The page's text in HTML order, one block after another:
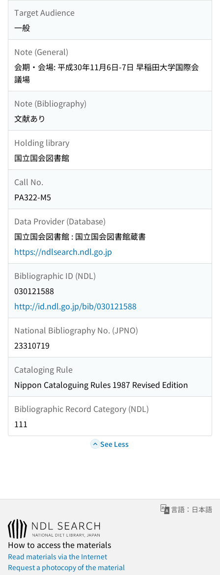
Target Audience
一般
Note (General)
会期・会場: 平成30年11月6日-7日 早稲田大学国際会
議場
Note (Bibliography)
文献あり
Holding library
国立国会図書館
Call No.
PA322-M5
Data Provider (Database)
国立国会図書館 : 国立国会図書館蔵書
https://ndlsearch.ndl.go.jp
Bibliographic ID (NDL)
030121588
http://id.ndl.go.jp/bib/030121588
National Bibliography No. (JPNO)
23310719
Cataloging Rule
Nippon Cataloguing Rules 1987 Revised Edition
Bibliographic Record Category (NDL)
111
See Less
言語：日本語
How to access the materials
Read materials via the Internet
Request a photocopy of the material